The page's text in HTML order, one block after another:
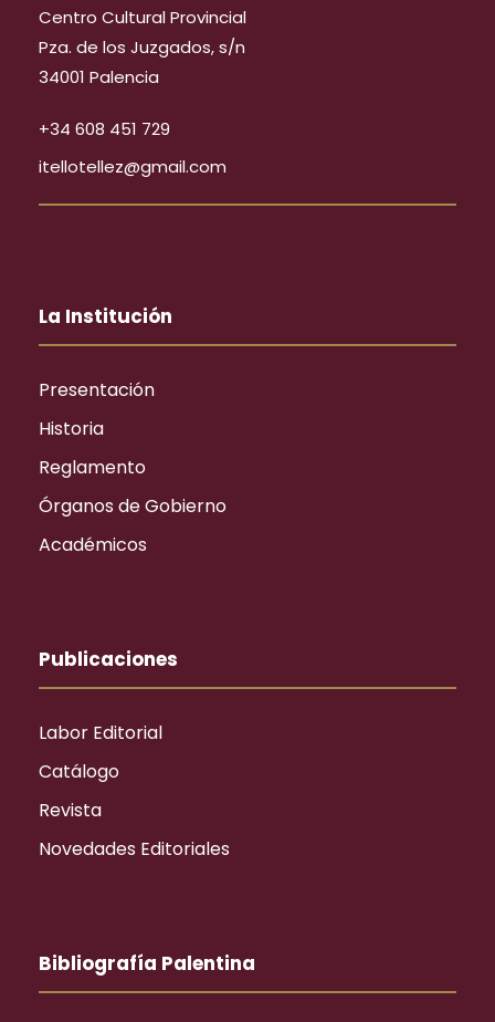
Centro Cultural Provincial
Pza. de los Juzgados, s/n
34001 Palencia
+34 608 451 729
itellotellez@gmail.com
La Institución
Presentación
Historia
Reglamento
Órganos de Gobierno
Académicos
Publicaciones
Labor Editorial
Catálogo
Revista
Novedades Editoriales
Bibliografía Palentina